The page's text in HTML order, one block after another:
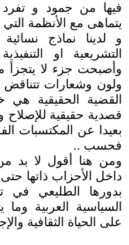
فيها من جمود و
يتماهى مع الأنظمة
و لدينا نماذج
التشريعية او
وأصبحت جزء لا يتجزأ
ولون وشعارات تتناقض
القضية الحقيقية
قصدية حقيقية للإصلاح
بعيدا عن المكتسبات
فحسب ..
ومن هنا أقول لا بد
داخل الأحزاب ذاتها
بدورها الطليعي في
السياسية العربية
على الحياة الثقافية